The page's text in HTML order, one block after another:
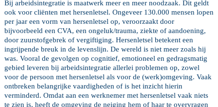
Bij arbeidsintegratie is maatwerk meer en meer noodzaak. Dit geldt
ook voor cliënten met hersenletsel. Ongeveer 130.000 mensen lopen
per jaar een vorm van hersenletsel op, veroorzaakt door
bijvoorbeeld een CVA, een ongeluk/trauma, ziekte of aandoening,
door zuurstofgebrek of vergiftiging. Hersenletsel betekent een
ingrijpende breuk in de levenslijn. De wereld is niet meer zoals hij
was. Vooral de gevolgen op cognitief, emotioneel en gedragsmatig
gebied leveren bij arbeidsintegratie allerlei problemen op, zowel
voor de persoon met hersenletsel als voor de (werk)omgeving. Vaak
ontbreken belangrijke vaardigheden of is het inzicht hierin
verminderd. Omdat aan een werknemer met hersenletsel vaak niets
te zien is, heeft de omgeving de neiging hem of haar te overvragen